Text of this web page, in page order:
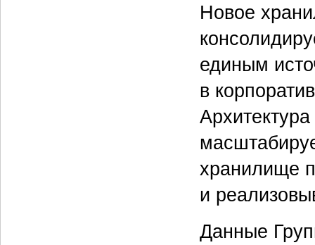
Новое
единым
в
хранилище
и
Данные